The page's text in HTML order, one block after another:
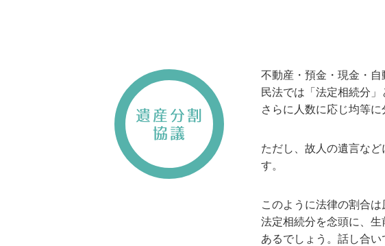
遺産分割
協議
不動産・預金・現金・自
民法では「法定相続分
さらに人数に応じ均等に
ただし、故人の遺言な
す。
このように法律の割合
法定相続分を念頭に、
あるでしょう。話し合